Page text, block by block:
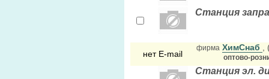
Станция
нет E-mail
фирма ХимСнаб
оптово-
Станция эл.